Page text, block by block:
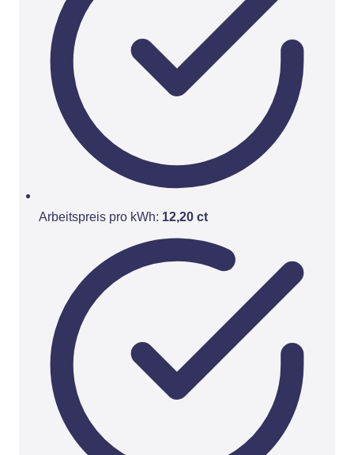
Arbeitspreis pro kWh: 12,20 ct